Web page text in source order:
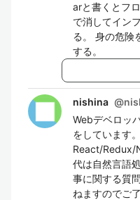
arと書くとフ
で消してイン
る。 身の危険
する。
nishina @
Webデベロッ
をしています
React/Redux/
代は自然言語
事に関する質
ねますのでご